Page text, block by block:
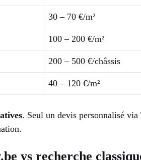
30 – 70 €/m²
100 – 200 €/m²
200 – 500 €/châssis
40 – 120 €/m²
. Seul un devis personnalisé
vs recherche